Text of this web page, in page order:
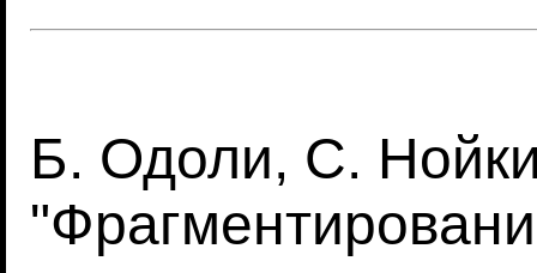
Б. Одоли, С.